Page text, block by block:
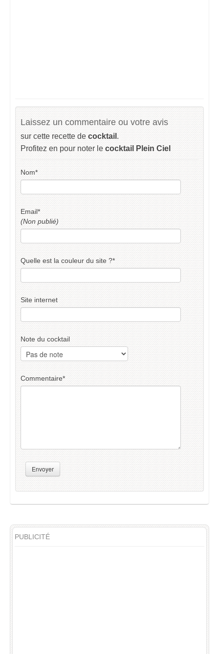
Laissez un commentaire ou votre avis
sur cette recette de cocktail .
Profitez en pour noter le cocktail Plein Ciel
Nom*
Email*
(Non publié)
Quelle est la couleur du site ?*
Site internet
Note du cocktail
Commentaire*
Envoyer
PUBLICITÉ